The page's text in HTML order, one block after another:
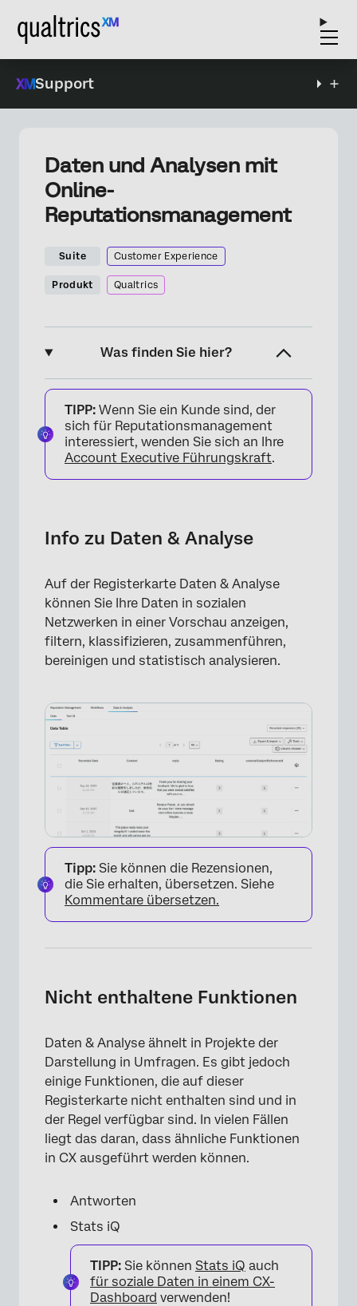
Support
Daten und Analysen mit
Online-
Reputationsmanagement
Suite Customer Experience
Produkt Qualtrics
Was finden Sie hier?
Info zu Daten & Analyse
Nicht enthaltene Funktionen
Verfügbare Datenfelder
Filtern von Antworten
TIPP: Wenn Sie ein Kunde sind, der
sich für Reputationsmanagement
interessiert, wenden Sie sich an Ihre
Account Executive Führungskraft.
Info zu Daten & Analyse
Auf der Registerkarte Daten & Analyse
können Sie Ihre Daten in sozialen
Netzwerken in einer Vorschau anzeigen,
filtern, klassifizieren, zusammenführen,
bereinigen und statistisch analysieren.
×
Tipp: Sie können die Rezensionen,
die Sie erhalten, übersetzen. Siehe
Kommentare übersetzen.
Nicht enthaltene Funktionen
Daten & Analyse ähnelt in Projekte der
Darstellung in Umfragen. Es gibt jedoch
einige Funktionen, die auf dieser
Registerkarte nicht enthalten sind und in
der Regel verfügbar sind. In vielen Fällen
liegt das daran, dass ähnliche Funktionen
in CX ausgeführt werden können.
Antworten
Stats iQ
TIPP: Sie können Stats iQ auch
für soziale Daten in einem CX-
Dashboard verwenden!